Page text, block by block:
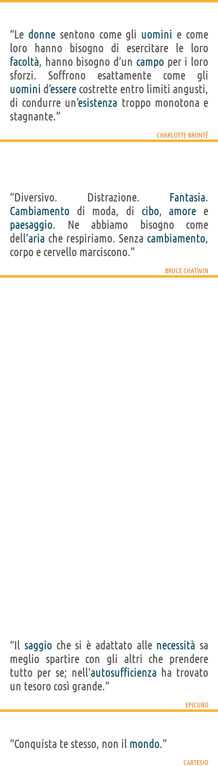
“Le donnesentono come gli uomini e come
loro hanno bisogno di esercitare le loro
facoltà, hanno bisogno d’un campo per i loro
sforzi. Soffrono esattamente come gli
uomini d’essere costrette entro limiti angusti,
di condurre un’esistenza troppo monotona e
stagnante.”
CHARLOTTE BRONTË
“Diversivo. Distrazione. Fantasia.
Cambiamento di moda, di cibo, amore e
paesaggio. Ne abbiamo bisogno come
dell’aria che respiriamo. Senza cambiamento,
corpo e cervello marciscono.”
BRUCE CHATWIN
“Il saggio che si è adattato alle necessità sa
meglio spartire con gli altri che prendere
tutto per se; nell'autosufficienza ha trovato
un tesoro così grande.”
EPICURO
“Conquista te stesso, non il mondo.”
CARTESIO